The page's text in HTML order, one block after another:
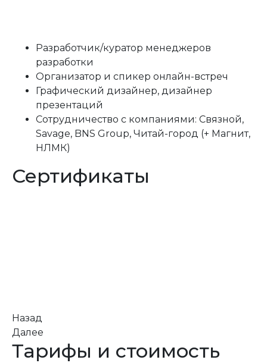
Разработчик/куратор менеджеров
разработки
Организатор и спикер онлайн-встреч
Графический дизайнер, дизайнер
презентаций
Cотрудничество с компаниями: Связной,
Savage, BNS Group, Читай-город (+ Магнит,
НЛМК)
Сертификаты
Назад
Далее
Тарифы и стоимость
обучение
Ваш номер телефона
150 000₽
Премиум